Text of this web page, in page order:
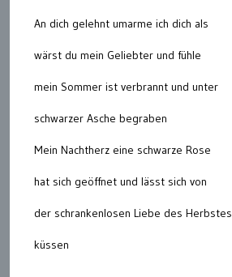
An dich gelehnt umarme ich dich als
wärst du mein Geliebter und fühle
mein Sommer ist verbrannt und unter
schwarzer Asche begraben
Mein Nachtherz eine schwarze Rose
hat sich geöffnet und lässt sich von
der schrankenlosen Liebe des Herbstes
küssen